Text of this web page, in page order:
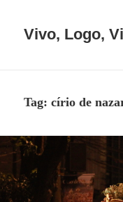
Vivo, Logo,
Tag:círio de